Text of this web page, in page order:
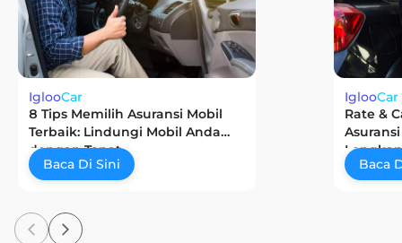
IglooCar
8 Tips Memilih Asuransi Mobil
Terbaik: Lindungi Mobil Anda
dengan Tepat
Baca Di Sini
IglooCar
Rate &
Baca